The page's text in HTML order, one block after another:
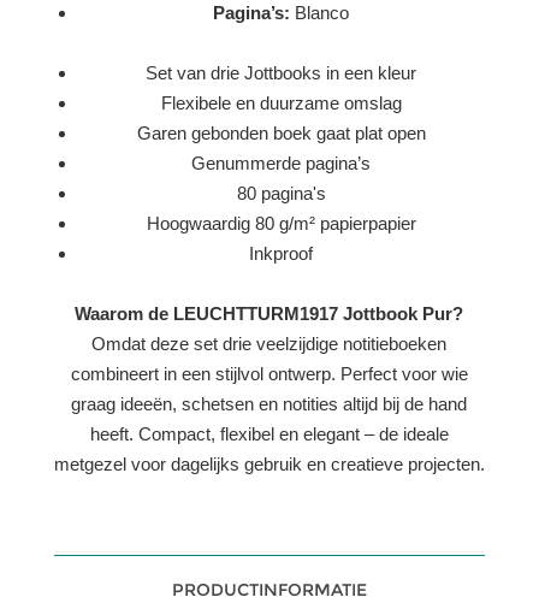
Pagina’s: Blanco
Set van drie Jottbooks in een kleur
Flexibele en duurzame omslag
Garen gebonden boek gaat plat open
Genummerde pagina’s
80 pagina's
Hoogwaardig 80 g/m² papierpapier
Inkproof
Waarom de LEUCHTTURM1917 Jottbook Pur?
Omdat deze set drie veelzijdige notitieboeken
combineert in een stijlvol ontwerp. Perfect voor wie
graag ideeën, schetsen en notities altijd bij de hand
heeft. Compact, flexibel en elegant – de ideale
metgezel voor dagelijks gebruik en creatieve projecten.
PRODUCTINFORMATIE